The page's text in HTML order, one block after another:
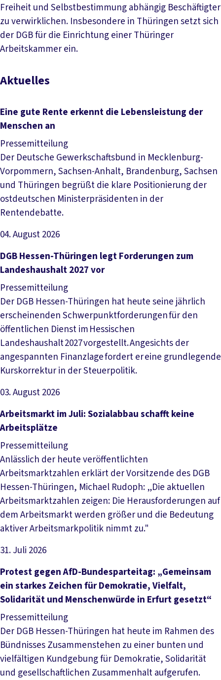
Freiheit und Selbstbestimmung abhängig Beschäftigter
zu verwirklichen. Insbesondere in Thüringen setzt sich
der DGB für die Einrichtung einer Thüringer
Arbeitskammer ein.
Aktuelles
Eine gute Rente erkennt die Lebensleistung der
Menschen an
Pressemitteilung
Der Deutsche Gewerkschaftsbund in Mecklenburg-
Vorpommern, Sachsen-Anhalt, Brandenburg, Sachsen
und Thüringen begrüßt die klare Positionierung der
ostdeutschen Ministerpräsidenten in der
Rentendebatte.
04. August 2026
Artikel lesen
DGB Hessen-Thüringen legt Forderungen zum
Landeshaushalt 2027 vor
Pressemitteilung
Der DGB Hessen-Thüringen hat heute seine jährlich
erscheinenden Schwerpunktforderungen für den
öffentlichen Dienst im Hessischen
Landeshaushalt 2027 vorgestellt. Angesichts der
angespannten Finanzlage fordert er eine grundlegende
Kurskorrektur in der Steuerpolitik.
03. August 2026
Artikel lesen
Arbeitsmarkt im Juli: Sozialabbau schafft keine
Arbeitsplätze
Pressemitteilung
Anlässlich der heute veröffentlichten
Arbeitsmarktzahlen erklärt der Vorsitzende des DGB
Hessen-Thüringen, Michael Rudoph: „Die aktuellen
Arbeitsmarktzahlen zeigen: Die Herausforderungen auf
dem Arbeitsmarkt werden größer und die Bedeutung
aktiver Arbeitsmarkpolitik nimmt zu."
31. Juli 2026
Artikel lesen
Protest gegen AfD-Bundesparteitag: „Gemeinsam
ein starkes Zeichen für Demokratie, Vielfalt,
Solidarität und Menschenwürde in Erfurt gesetzt“
Pressemitteilung
Der DGB Hessen-Thüringen hat heute im Rahmen des
Bündnisses Zusammenstehen zu einer bunten und
vielfältigen Kundgebung für Demokratie, Solidarität
und gesellschaftlichen Zusammenhalt aufgerufen.